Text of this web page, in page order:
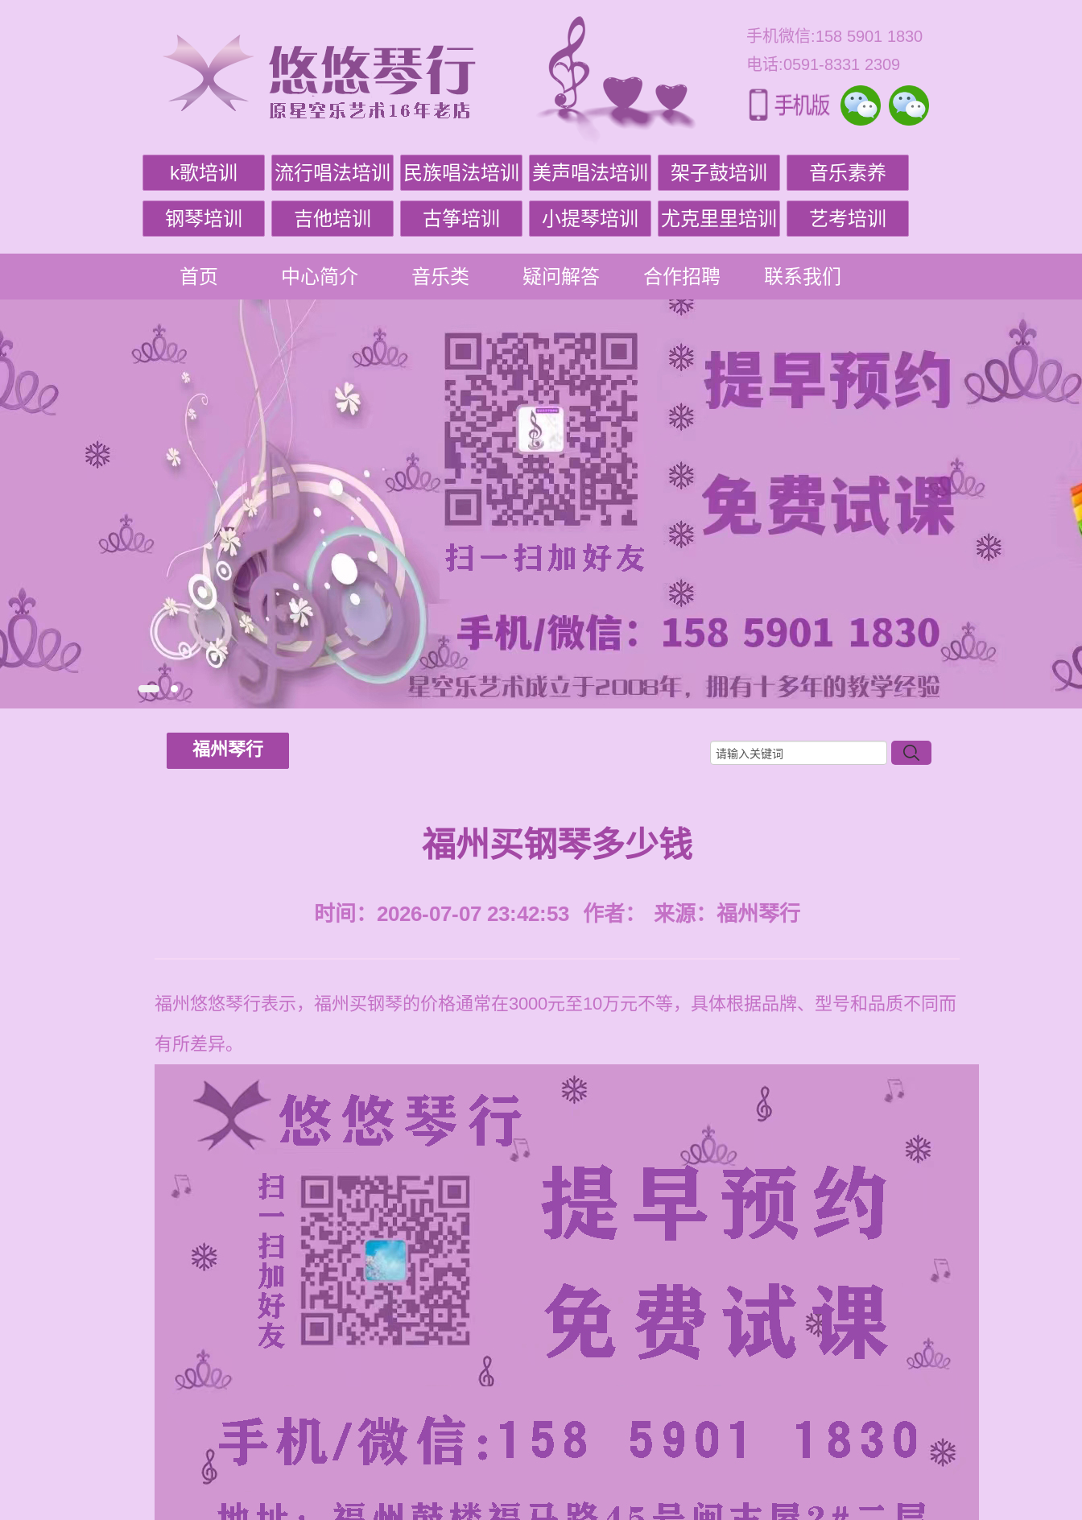
手机微信:158 5901 1830
电话:0591-8331 2309
k歌培训 流行唱法培训 民族唱法培训 美声唱法培训 架子鼓培训 音乐素养
钢琴培训 吉他培训 古筝培训 小提琴培训 尤克里里培训 艺考培训
首页 中心简介 音乐类 疑问解答 合作招聘 联系我们
福州琴行
福州买钢琴多少钱
时间：2026-07-07 23:42:53 作者： 来源： 福州琴行
福州悠悠琴行表示，福州买钢琴的价格通常在3000元至10万元不等，具体根据品牌、型号和品质不同而
有所差异。